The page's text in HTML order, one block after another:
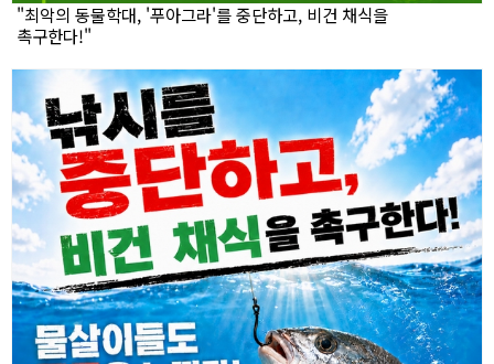
"최악의 동물학대, '푸아그라'를 중단하고, 비건 채식을
촉구한다!"